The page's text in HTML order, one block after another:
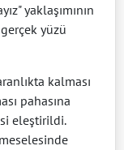
yaklaşımının
yüzü
kalması
pahasına
eleştirildi.